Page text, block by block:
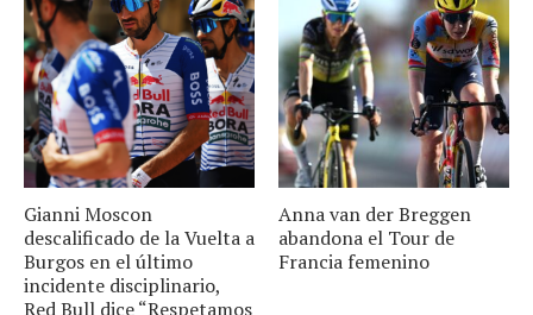
Gianni Moscon
descalificado de la Vuelta a
Burgos en el último
incidente disciplinario,
Red Bull dice “Respetamos
Anna van der Breggen
abandona el Tour de
Francia femenino